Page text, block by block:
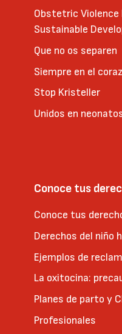
Obstetric Violence
Sustainable
Que no os separen
Siempre en el
Stop Kristeller
Unidos en
Conoce tus
Conoce tus
Derechos del niño
Ejemplos de
La oxitocina:
Planes de parto y
Profesionales